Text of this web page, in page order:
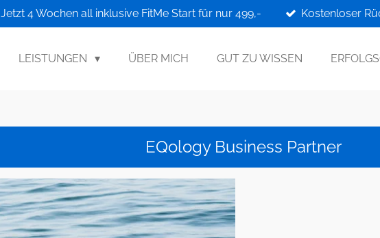
Jetzt 4 Wochen all inklusive FitMe Start für nur 499,- Kostenloser
LEISTUNGEN ÜBER MICH GUT ZU WISSEN
EQology Business Partner